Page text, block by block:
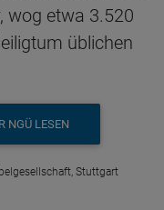
wog etwa 3.520
üblichen
NGÜ LESEN
Stuttgart